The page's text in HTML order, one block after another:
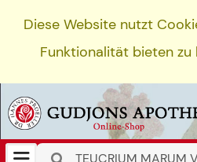
Diese Website nutzt
Funktionalität bieten zu